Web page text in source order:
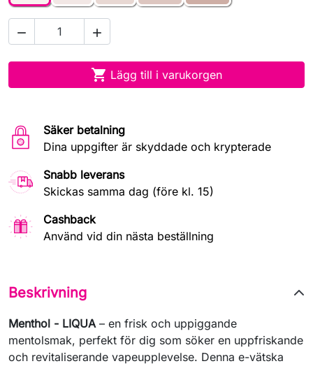
 
 Lägg till i varukorgen
Säker betalning
Dina uppgifter är skyddade och krypterade
Snabb leverans
Skickas samma dag (före kl. 15)
Cashback
Använd vid din nästa beställning
Beskrivning
Menthol - LIQUA– en frisk och uppiggande
mentolsmak, perfekt för dig som söker en uppfriskande
och revitaliserande vapeupplevelse. Denna e-vätska